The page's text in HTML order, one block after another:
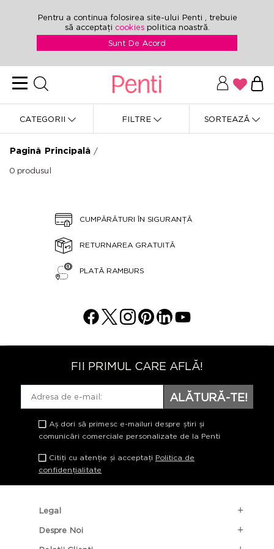
Pentru a continua folosirea site-ului Penti , trebuie
să acceptați cookies politica noastră.
Sunt De Acord
CATEGORII FILTRE SORTEAZĂ
Pagină Principală /
0 produsul
CUMPĂRĂTURI ÎN SIGURANȚĂ
RETURNAREA GRATUITĂ
PLATĂ RAMBURS
FII PRIMUL CARE AFLĂ!
ALĂTURĂ-TE!
Aș dori să primesc e-mailuri despre știri și
comunicări comerciale personalizate de la Penti
Citiți cu atenție și acceptați Politica de
confidențialitate
Legal
Despre Noi